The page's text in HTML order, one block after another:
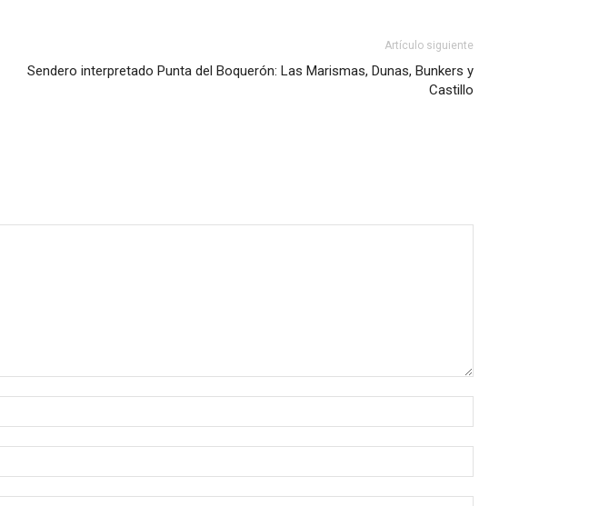
Artículo siguiente
Sendero interpretado Punta del Boquerón: Las Marismas, Dunas, Bunkers y
Castillo